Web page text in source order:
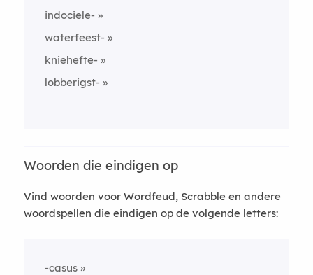
indociele-
waterfeest-
kniehefte-
lobberigst-
Woorden die eindigen op
Vind woorden voor Wordfeud, Scrabble en andere
woordspellen die eindigen op de volgende letters:
-casus